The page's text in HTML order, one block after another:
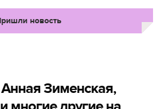
новость
Зименская,